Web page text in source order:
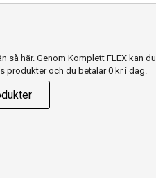
så här. Genom Komplett FLEX kan du
produkter och du betalar 0 kr i dag.